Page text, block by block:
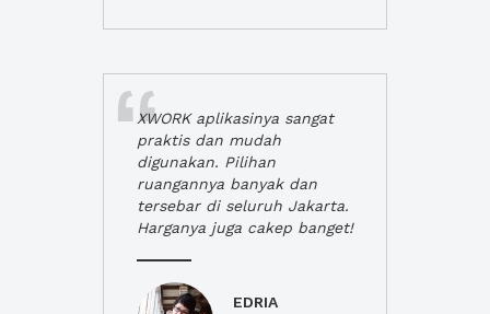
XWORK aplikasinya sangat
praktis dan mudah
digunakan. Pilihan
ruangannya banyak dan
tersebar di seluruh Jakarta.
Harganya juga cakep banget!
EDRIA